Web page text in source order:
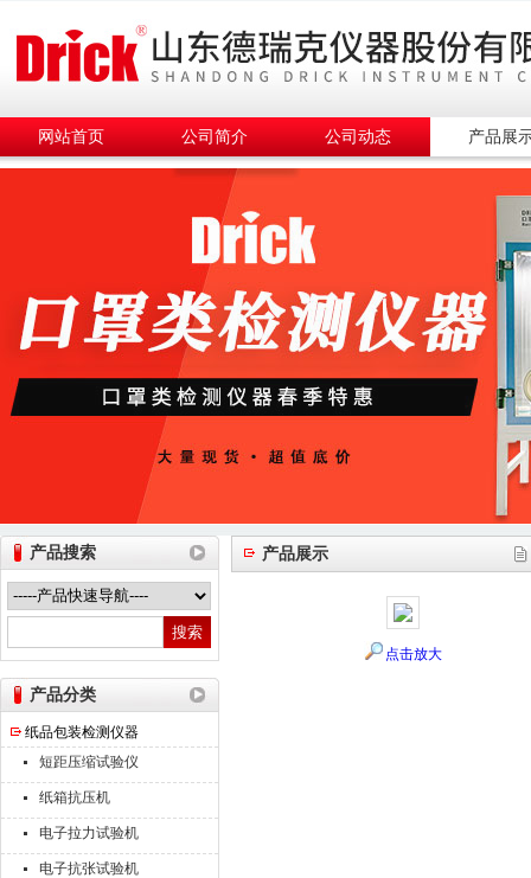
山东德瑞克仪器股份有限公司
网站首页 公司简介 公司动态 产品展
产品搜索
产品分类
纸品包装检测仪器
短距压缩试验仪
纸箱抗压机
电子拉力试验机
电子抗张试验机
产品展示
点击放大